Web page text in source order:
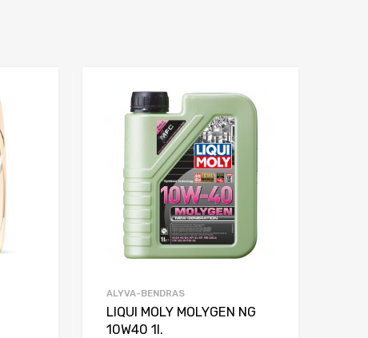
ALYVA-BENDRAS
LIQUI MOLY MOLYGEN NG
10W40 1l.